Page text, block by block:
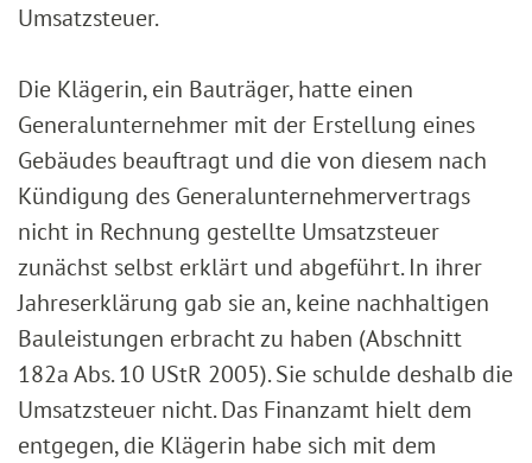
Umsatzsteuer.
Die Klägerin, ein Bauträger, hatte einen
Generalunternehmer mit der Erstellung eines
Gebäudes beauftragt und die von diesem nach
Kündigung des Generalunternehmervertrags
nicht in Rechnung gestellte Umsatzsteuer
zunächst selbst erklärt und abgeführt. In ihrer
Jahreserklärung gab sie an, keine nachhaltigen
Bauleistungen erbracht zu haben (Abschnitt
182a Abs. 10 UStR 2005). Sie schulde deshalb die
Umsatzsteuer nicht. Das Finanzamt hielt dem
entgegen, die Klägerin habe sich mit dem